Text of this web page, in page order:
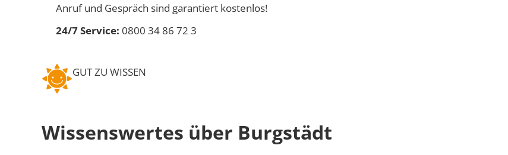
Anruf und Gespräch sind garantiert kostenlos!
24/7 Service: 0800 34 86 72 3
GUT ZU WISSEN
Wissenswertes über Burgstädt